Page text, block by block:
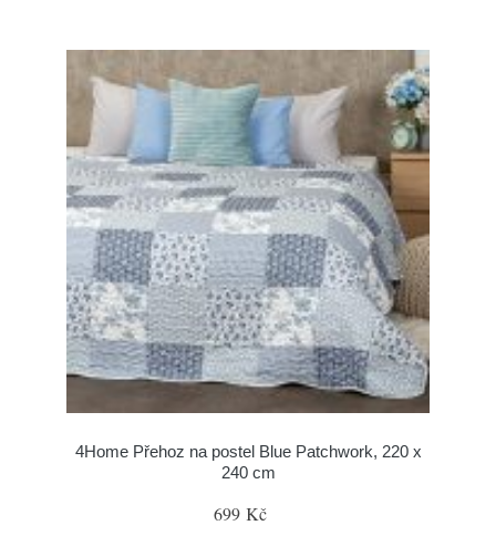
4Home Přehoz na postel Blue Patchwork, 220 x
240 cm
699 Kč